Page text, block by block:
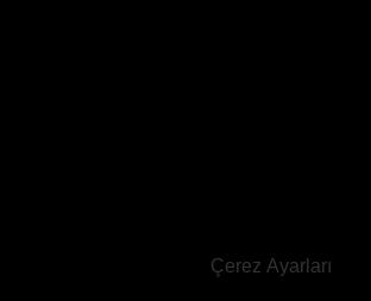
Çerez Ayarları